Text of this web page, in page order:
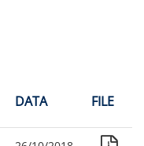
DATA FILE